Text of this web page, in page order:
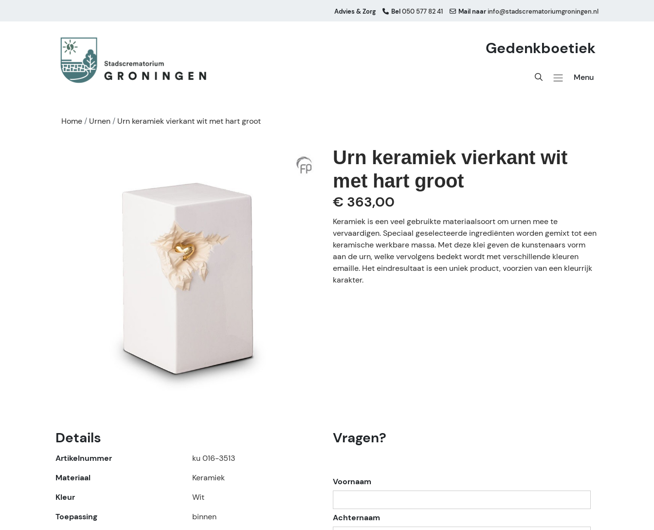
Advies & Zorg Bel050 577 82 41 Mail naar info@stadscrematoriumgroningen.nl
Gedenkboetiek
Menu
Home Urnen Urn keramiek vierkant wit met hart groot
Urn keramiek vierkant wit
met hart groot
€ 363,00
Keramiek is een veel gebruikte materiaalsoort om urnen mee te
vervaardigen. Speciaal geselecteerde ingrediënten worden gemixt tot een
keramische werkbare massa. Met deze klei geven de kunstenaars vorm
aan de urn, welke vervolgens bedekt wordt met verschillende kleuren
emaille. Het eindresultaat is een uniek product, voorzien van een kleurrijk
karakter.
Details
Artikelnummer
ku 016-3513
Materiaal
Keramiek
Kleur
Wit
Toepassing
binnen
Vragen?
Voornaam
Achternaam